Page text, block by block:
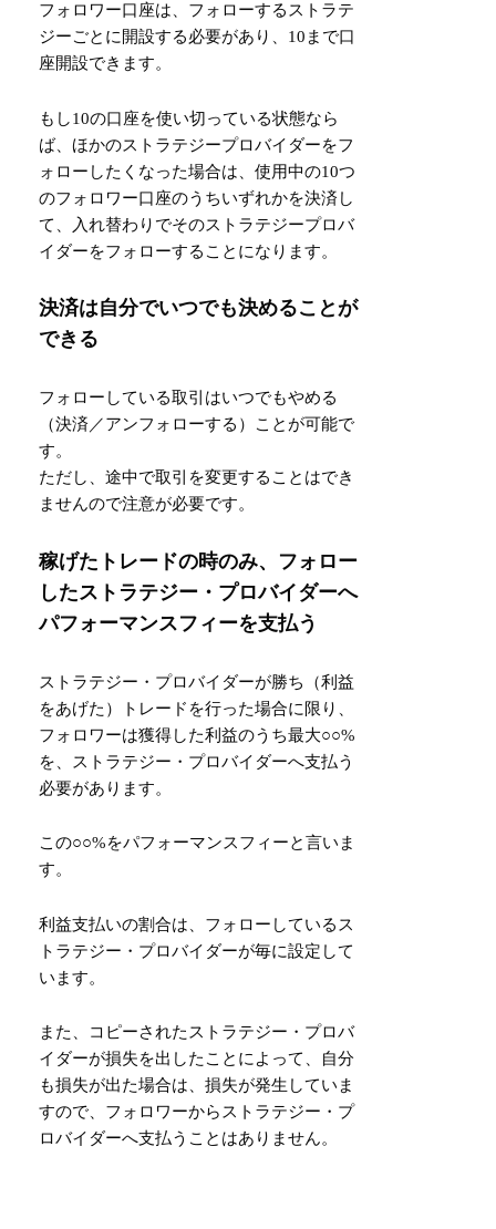
フォロワー口座は、フォローするストラテ
ジーごとに開設する必要があり、10まで口
座開設できます。
もし10の口座を使い切っている状態なら
ば、ほかのストラテジープロバイダーをフ
ォローしたくなった場合は、使用中の10つ
のフォロワー口座のうちいずれかを決済し
て、入れ替わりでそのストラテジープロバ
イダーをフォローすることになります。
決済は自分でいつでも決めることが
できる
フォローしている取引はいつでもやめる
（決済／アンフォローする）ことが可能で
す。
ただし、途中で取引を変更することはでき
ませんので注意が必要です。
稼げたトレードの時のみ、フォロー
したストラテジー・プロバイダーへ
パフォーマンスフィーを支払う
ストラテジー・プロバイダーが勝ち（利益
をあげた）トレードを行った場合に限り、
フォロワーは獲得した利益のうち最大○○%
を、ストラテジー・プロバイダーへ支払う
必要があります。
この○○%をパフォーマンスフィーと言いま
す。
利益支払いの割合は、フォローしているス
トラテジー・プロバイダーが毎に設定して
います。
また、コピーされたストラテジー・プロバ
イダーが損失を出したことによって、自分
も損失が出た場合は、損失が発生していま
すので、フォロワーからストラテジー・プ
ロバイダーへ支払うことはありません。